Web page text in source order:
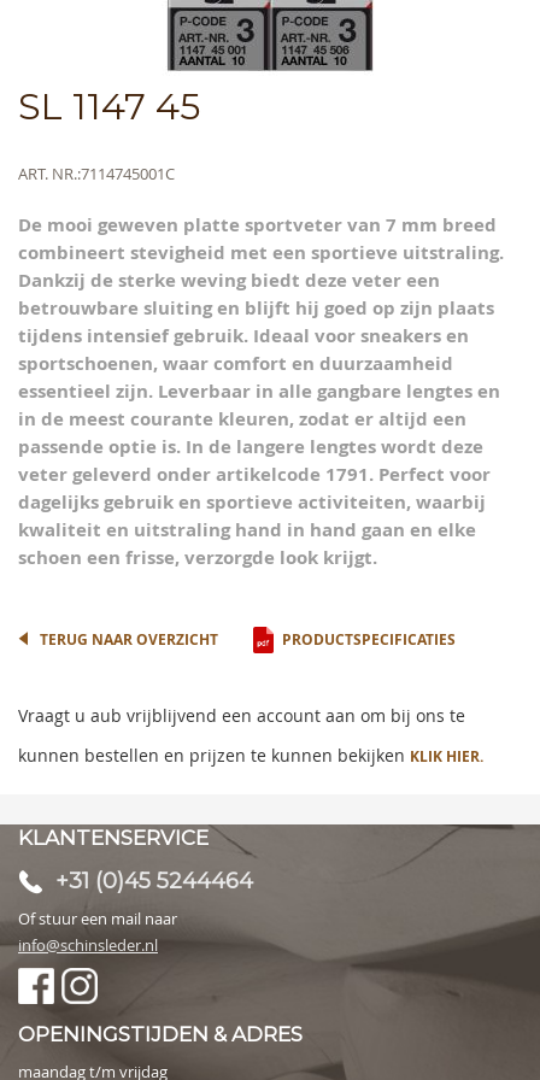
SL 1147 45
Meer
ART. NR.7114745001C
De mooi geweven platte sportveter van 7 mm breed
combineert stevigheid met een sportieve uitstraling.
Dankzij de sterke weving biedt deze veter een
betrouwbare sluiting en blijft hij goed op zijn plaats
tijdens intensief gebruik. Ideaal voor sneakers en
sportschoenen, waar comfort en duurzaamheid
essentieel zijn. Leverbaar in alle gangbare lengtes en
in de meest courante kleuren, zodat er altijd een
passende optie is. In de langere lengtes wordt deze
veter geleverd onder artikelcode 1791. Perfect voor
dagelijks gebruik en sportieve activiteiten, waarbij
kwaliteit en uitstraling hand in hand gaan en elke
schoen een frisse, verzorgde look krijgt.
the
images
gallery
TERUG NAAR OVERZICHT PRODUCTSPECIFICATIES
Vraagt u aub vrijblijvend een account aan om bij ons te
kunnen bestellen en prijzen te kunnen bekijken KLIK HIER.
KLANTENSERVICE
+31 (0)45 5244464
Of stuur een mail naar
info@schinsleder.nl
OPENINGSTIJDEN & ADRES
maandag t/m vrijdag